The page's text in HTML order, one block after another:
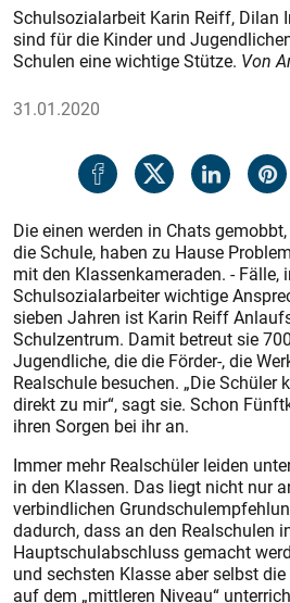
Schulsozialarbeit Karin Reiff, Dilan
sind für die Kinder und
Schulen eine wichtige Stütze. Von
31.01.2020
Die einen werden in Chats
die Schule, haben zu Hause
mit den Klassenkameraden. - Fälle,
Schulsozialarbeiter wichtige
sieben Jahren ist Karin Reiff
Schulzentrum. Damit betreut sie
Jugendliche, die die Förder-, die
Realschule besuchen. „Die Schüler
direkt zu mir“, sagt sie. Schon
ihren Sorgen bei ihr an.
Immer mehr Realschüler leiden
in den Klassen. Das liegt nicht nur
verbindlichen
dadurch, dass an den Realschulen
Hauptschulabschluss gemacht
und sechsten Klasse aber selbst
auf dem „mittleren Niveau“